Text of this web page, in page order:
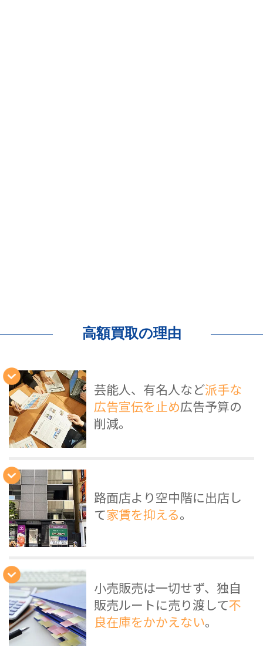
高額買取の理由
芸能人、有名人など派手な
広告宣伝を止め広告予算の
削減。
路面店より空中階に出店し
て家賃を抑える。
小売販売は一切せず、独自
販売ルートに売り渡して不
良在庫をかかえない。